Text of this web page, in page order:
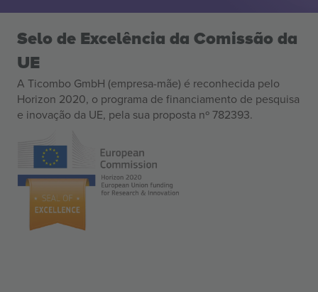
Selo de Excelência da Comissão da
UE
A Ticombo GmbH (empresa-mãe) é reconhecida pelo
Horizon 2020, o programa de financiamento de pesquisa
e inovação da UE, pela sua proposta nº 782393.